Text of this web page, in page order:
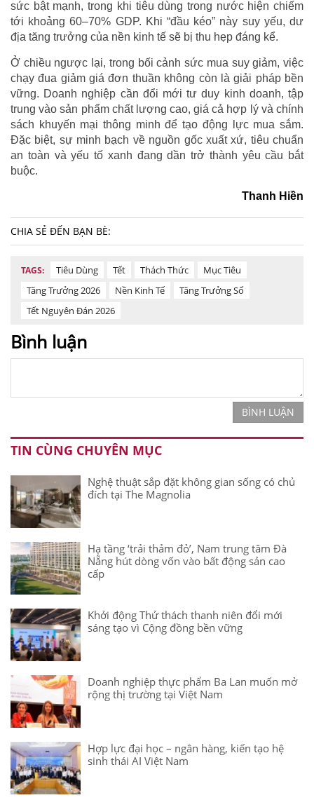
sức bật mạnh, trong khi tiêu dùng trong nước hiện chiếm
tới khoảng 60–70% GDP. Khi “đầu kéo” này suy yếu, dư
địa tăng trưởng của nền kinh tế sẽ bị thu hẹp đáng kể.
Ở chiều ngược lại, trong bối cảnh sức mua suy giảm, việc
chạy đua giảm giá đơn thuần không còn là giải pháp bền
vững. Doanh nghiệp cần đổi mới tư duy kinh doanh, tập
trung vào sản phẩm chất lượng cao, giá cả hợp lý và chính
sách khuyến mại thông minh để tạo động lực mua sắm.
Đặc biệt, sự minh bạch về nguồn gốc xuất xứ, tiêu chuẩn
an toàn và yếu tố xanh đang dần trở thành yêu cầu bắt
buộc.
Thanh Hiền
CHIA SẺ ĐẾN BẠN BÈ:
TAGS: Tiêu Dùng Tết Thách Thức
Mục Tiêu
Tăng Trưởng 2026
Nền Kinh Tế
Tăng Trưởng Số
Tết Nguyên Đán 2026
Bình luận
BÌNH LUẬN
TIN CÙNG CHUYÊN MỤC
Nghệ thuật sắp đặt không gian sống có chủ
đích tại The Magnolia
Hạ tầng ‘trải thảm đỏ’, Nam trung tâm Đà
Nẵng hút dòng vốn vào bất động sản cao
cấp
Khởi động Thử thách thanh niên đổi mới
sáng tạo vì Cộng đồng bền vững
Doanh nghiệp thực phẩm Ba Lan muốn mở
rộng thị trường tại Việt Nam
Hợp lực đại học – ngân hàng, kiến tạo hệ
sinh thái AI Việt Nam